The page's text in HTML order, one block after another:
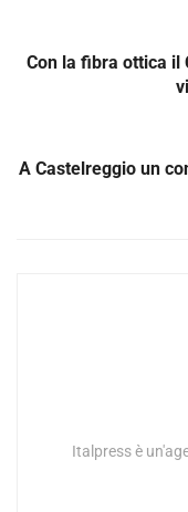
Con la fibra ottica il
A Castelreggio un
Italpress è